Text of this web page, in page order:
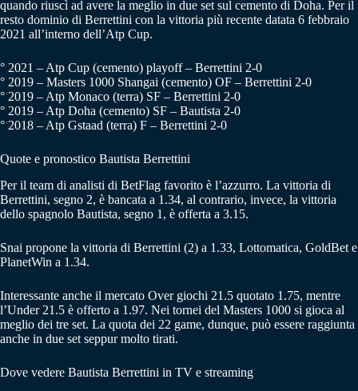
quando riuscì ad avere la meglio in due set sul cemento di Doha. Per il
resto dominio di Berrettini con la vittoria più recente datata 6 febbraio
2021 all’interno dell’Atp Cup.
° 2021 – Atp Cup (cemento) playoff – Berrettini 2-0
° 2019 – Masters 1000 Shangai (cemento) OF – Berrettini 2-0
° 2019 – Atp Monaco (terra) SF – Berrettini 2-0
° 2019 – Atp Doha (cemento) SF – Bautista 2-0
° 2018 – Atp Gstaad (terra) F – Berrettini 2-0
Quote e pronostico Bautista Berrettini
Per il team di analisti di BetFlag favorito è l’azzurro. La vittoria di
Berrettini, segno 2, è bancata a 1.34, al contrario, invece, la vittoria
dello spagnolo Bautista, segno 1, è offerta a 3.15.
Snai propone la vittoria di Berrettini (2) a 1.33, Lottomatica, GoldBet e
PlanetWin a 1.34.
Interessante anche il mercato Over giochi 21.5 quotato 1.75, mentre
l’Under 21.5 è offerto a 1.97. Nei tornei del Masters 1000 si gioca al
meglio dei tre set. La quota dei 22 game, dunque, può essere raggiunta
anche in due set seppur molto tirati.
Dove vedere Bautista Berrettini in TV e streaming